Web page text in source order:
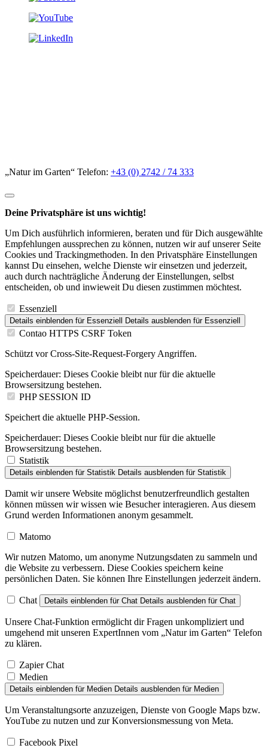
„Natur im Garten“ Telefon: +43 (0) 2742 / 74 333
Deine Privatsphäre ist uns wichtig!
Um Dich ausführlich informieren, beraten und für Dich ausgewählte
Empfehlungen aussprechen zu können, nutzen wir auf unserer Seite
Cookies und Trackingmethoden. In den Privatsphäre Einstellungen
kannst Du einsehen, welche Dienste wir einsetzen und jederzeit,
auch durch nachträgliche Änderung der Einstellungen, selbst
entscheiden, ob und inwieweit Du diesen zustimmen möchtest.
Essenziell
Details einblenden für Essenziell Details ausblenden für Essenziell
Contao HTTPS CSRF Token
Schützt vor Cross-Site-Request-Forgery Angriffen.
Speicherdauer: Dieses Cookie bleibt nur für die aktuelle
Browsersitzung bestehen.
PHP SESSION ID
Speichert die aktuelle PHP-Session.
Speicherdauer: Dieses Cookie bleibt nur für die aktuelle
Browsersitzung bestehen.
Statistik
Details einblenden für Statistik Details ausblenden für Statistik
Damit wir unsere Website möglichst benutzerfreundlich gestalten
können müssen wir wissen wie Besucher interagieren. Aus diesem
Grund werden Informationen anonym gesammelt.
Matomo
Wir nutzen Matomo, um anonyme Nutzungsdaten zu sammeln und
die Website zu verbessern. Diese Cookies speichern keine
persönlichen Daten. Sie können Ihre Einstellungen jederzeit ändern.
Chat Details einblenden für Chat Details ausblenden für Chat
Unsere Chat-Funktion ermöglicht dir Fragen unkompliziert und
umgehend mit unseren ExpertInnen vom „Natur im Garten“ Telefon
zu klären.
Zapier Chat
Medien
Details einblenden für Medien Details ausblenden für Medien
Um Veranstaltungsorte anzuzeigen, Dienste von Google Maps bzw.
YouTube zu nutzen und zur Konversionsmessung von Meta.
Facebook Pixel